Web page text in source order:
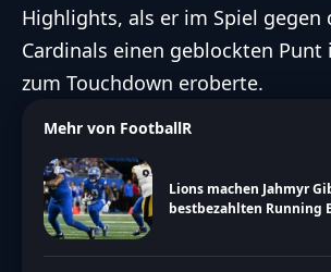
Highlights, als er im Spiel gegen
Cardinals einen geblockten Punt
zum Touchdown eroberte.
Mehr von FootballR
Lions machen Jahmyr
bestbezahlten Running